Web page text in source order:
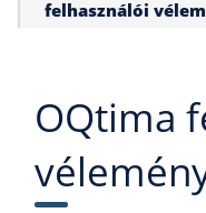
felhasználói
OQtima